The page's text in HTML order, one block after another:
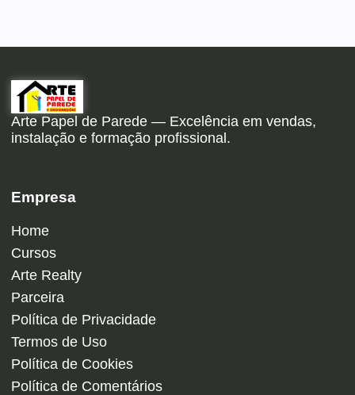
Arte Papel de Parede — Excelência em vendas,
instalação e formação profissional.
Empresa
Home
Cursos
Arte Realty
Parceira
Política de Privacidade
Termos de Uso
Política de Cookies
Política de Comentários